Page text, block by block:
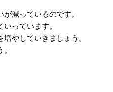
減っているのです。
っています。
やしていきましょう。